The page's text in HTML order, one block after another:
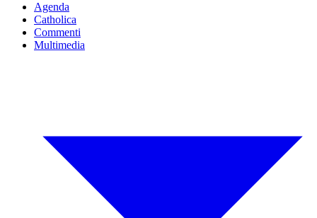
Agenda
Catholica
Commenti
Multimedia